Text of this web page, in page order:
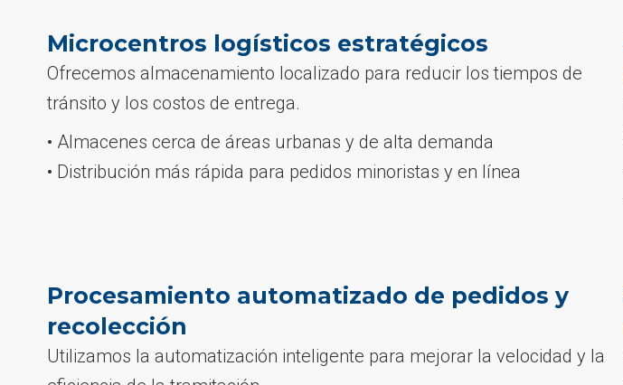
Microcentros logísticos estratégicos
Ofrecemos almacenamiento localizado para reducir los tiempos de
tránsito y los costos de entrega.
• Almacenes cerca de áreas urbanas y de alta demanda
• Distribución más rápida para pedidos minoristas y en línea
Procesamiento automatizado de pedidos y
recolección
Utilizamos la automatización inteligente para mejorar la velocidad y la